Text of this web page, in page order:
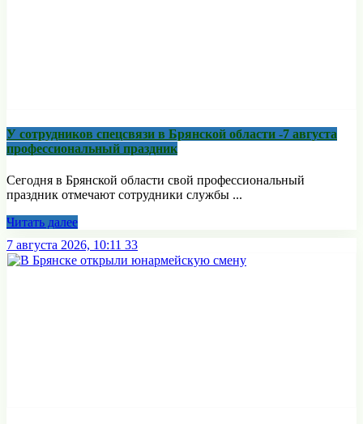
У сотрудников спецсвязи в Брянской области -7 августа
профессиональный праздник
Сегодня в Брянской области свой профессиональный
праздник отмечают сотрудники службы ...
Читать далее
7 августа 2026, 10:11 33